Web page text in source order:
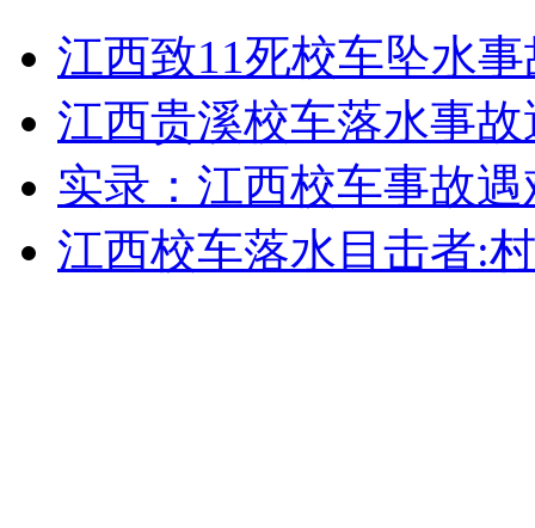
走！跟着总书记去植树
消防员救轻生者 花炮节热闹非凡 减压"枕头大战"
江西致11死校车坠水
江西贵溪校车落水事
实录：江西校车事故
江西校车落水目击者: